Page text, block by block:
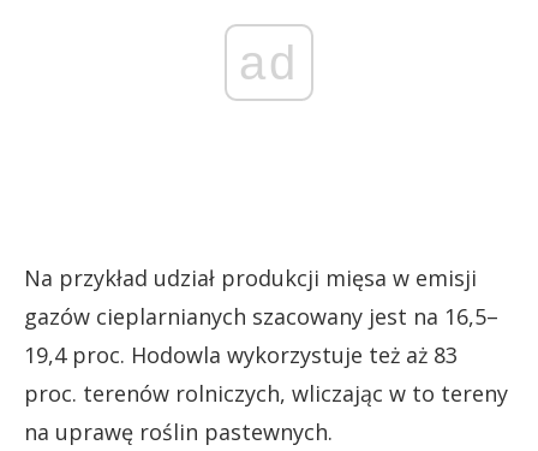
ad
Na przykład udział produkcji mięsa w emisji
gazów cieplarnianych szacowany jest na 16,5–
19,4 proc. Hodowla wykorzystuje też aż 83
proc. terenów rolniczych, wliczając w to tereny
na uprawę roślin pastewnych.